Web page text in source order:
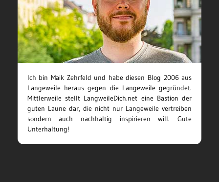
Ich bin Maik Zehrfeld und habe diesen Blog 2006 aus
Langeweile heraus gegen die Langeweile gegründet.
Mittlerweile stellt LangweileDich.net eine Bastion der
guten Laune dar, die nicht nur Langeweile vertreiben
sondern auch nachhaltig inspirieren will. Gute
Unterhaltung!